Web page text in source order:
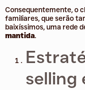
Consequentemente, o
familiares, que serão
baixíssimos, uma rede
mantida.
selling